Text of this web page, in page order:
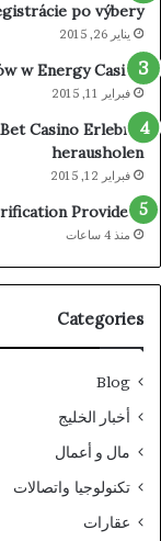
po výbery
يناير 26, 2015
w Energy Casino
فبراير 11, 2015
Casino Erlebnis
herausholen
فبراير 12, 2015
Providers
منذ 4 ساعات
Categories
Blog
أخبار الخليج
مال و أعمال
تكنولوجيا واتصالات
عقارات